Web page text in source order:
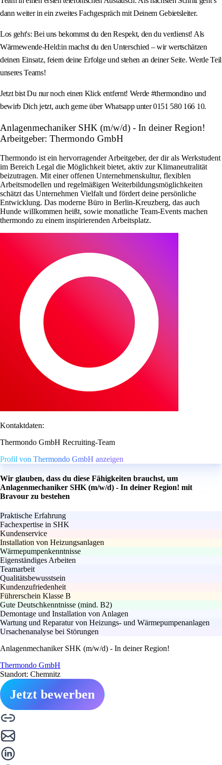
dann weiter in ein zweites Fachgespräch mit Deinem Gebietsleiter.
Los geht's: Bei uns bekommst du den Respekt, den du verdienst! Als
Wärmewende-Held:in machst du den Unterschied – wir wertschätzen
deinen Einsatz, feiern deine Erfolge und stehen an deiner Seite. Werde Teil
unseres Teams!
Jetzt bist Du nur noch einen Klick entfernt! Werde #thermondino und
bewirb Dich jetzt, auch gerne über Whatsapp unter 0151 580 166 10.
Anlagenmechaniker SHK (m/w/d) - In deiner Region!
Arbeitgeber: Thermondo GmbH
Thermondo ist ein hervorragender Arbeitgeber, der dir als Werkstudent
im Bereich Legal die Möglichkeit bietet, aktiv zur Klimaneutralität
beizutragen. Mit einer offenen Unternehmenskultur, flexiblen
Arbeitsmodellen und regelmäßigen Weiterbildungsmöglichkeiten
schätzt das Unternehmen Vielfalt und fördert deine persönliche
Entwicklung. Das moderne Büro in Berlin-Kreuzberg, das auch
Hunde willkommen heißt, sowie monatliche Team-Events machen
thermondo zu einem inspirierenden Arbeitsplatz.
Kontaktdaten:
Thermondo GmbH Recruiting-Team
Profil von Thermondo GmbH anzeigen
Wir glauben, dass du diese Fähigkeiten brauchst, um
Anlagenmechaniker SHK (m/w/d) - In deiner Region! mit
Bravour zu bestehen
Praktische Erfahrung
Fachexpertise in SHK
Kundenservice
Installation von Heizungsanlagen
Wärmepumpenkenntnisse
Eigenständiges Arbeiten
Teamarbeit
Qualitätsbewusstsein
Kundenzufriedenheit
Führerschein Klasse B
Gute Deutschkenntnisse (mind. B2)
Demontage und Installation von Anlagen
Wartung und Reparatur von Heizungs- und Wärmepumpenanlagen
Ursachenanalyse bei Störungen
Anlagenmechaniker SHK (m/w/d) - In deiner Region!
Thermondo GmbH
Standort: Chemnitz
Jetzt bewerben